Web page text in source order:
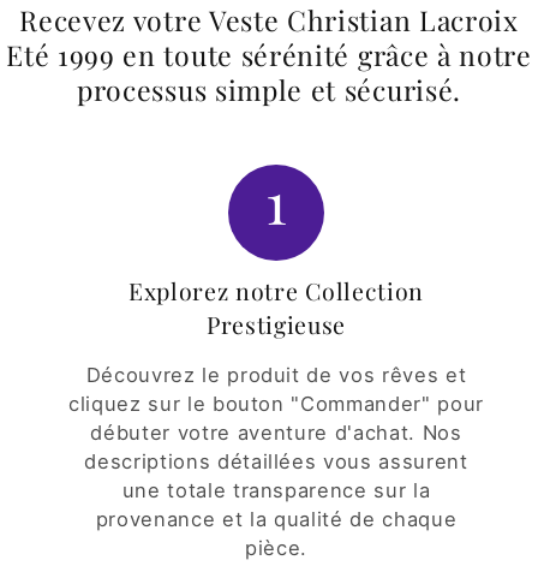
Recevez votre Veste Christian Lacroix
Eté 1999 en toute sérénité grâce à notre
processus simple et sécurisé.
1
Explorez notre Collection
Prestigieuse
Découvrez le produit de vos rêves et
cliquez sur le bouton "Commander" pour
débuter votre aventure d'achat. Nos
descriptions détaillées vous assurent
une totale transparence sur la
provenance et la qualité de chaque
pièce.